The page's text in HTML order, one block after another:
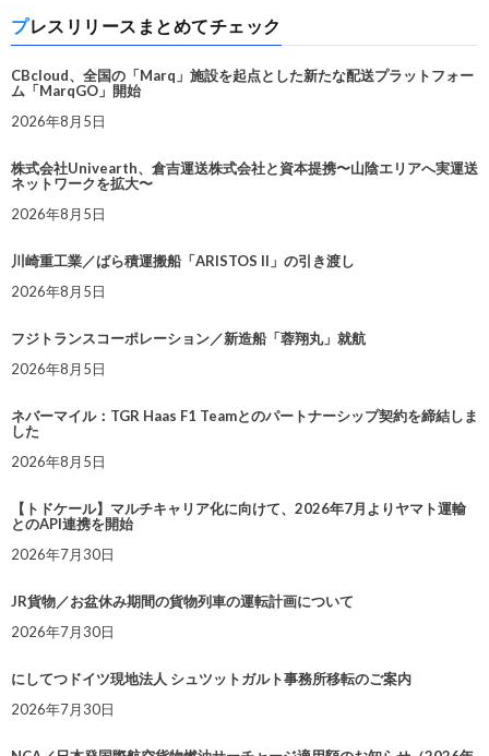
プレスリリースまとめてチェック
CBcloud、全国の「Marq」施設を起点とした新たな配送プラットフォー
ム「MarqGO」開始
2026年8月5日
株式会社Univearth、倉吉運送株式会社と資本提携〜山陰エリアへ実運送
ネットワークを拡大〜
2026年8月5日
川崎重工業／ばら積運搬船「ARISTOS II」の引き渡し
2026年8月5日
フジトランスコーポレーション／新造船「蓉翔丸」就航
2026年8月5日
ネバーマイル：TGR Haas F1 Teamとのパートナーシップ契約を締結しま
した
2026年8月5日
【トドケール】マルチキャリア化に向けて、2026年7月よりヤマト運輸
とのAPI連携を開始
2026年7月30日
JR貨物／お盆休み期間の貨物列車の運転計画について
2026年7月30日
にしてつドイツ現地法人 シュツットガルト事務所移転のご案内
2026年7月30日